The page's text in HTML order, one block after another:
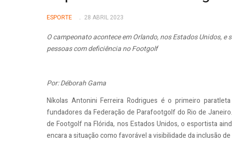
ESPORTE 28 ABRIL 2023
O campeonato acontece em Orlando, nos Estados Unidos,
pessoas com deficiência no Footgolf
Por: Déborah Gama
Níkolas Antonini Ferreira Rodrigues é o primeiro
fundadores da Federação de Parafootgolf do Rio de
de Footgolf na Flórida, nos Estados Unidos, o esportista
encara a situação como favorável a visibilidade da inclusão